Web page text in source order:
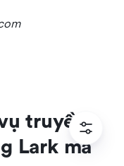
truyền
Lark mà